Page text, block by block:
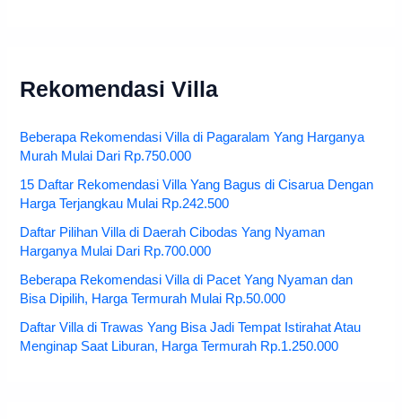
Rekomendasi Villa
Beberapa Rekomendasi Villa di Pagaralam Yang Harganya
Murah Mulai Dari Rp.750.000
15 Daftar Rekomendasi Villa Yang Bagus di Cisarua Dengan
Harga Terjangkau Mulai Rp.242.500
Daftar Pilihan Villa di Daerah Cibodas Yang Nyaman
Harganya Mulai Dari Rp.700.000
Beberapa Rekomendasi Villa di Pacet Yang Nyaman dan
Bisa Dipilih, Harga Termurah Mulai Rp.50.000
Daftar Villa di Trawas Yang Bisa Jadi Tempat Istirahat Atau
Menginap Saat Liburan, Harga Termurah Rp.1.250.000